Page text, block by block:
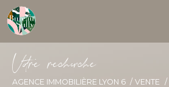
Vore recece
AGENCE IMMOBILIÈRE LYON 6 VENTE